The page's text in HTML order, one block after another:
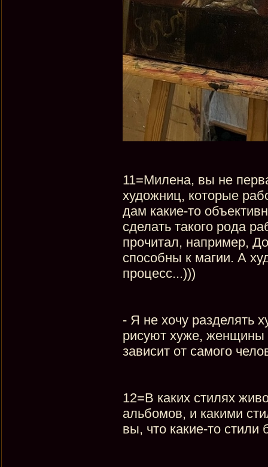
11=Милена, вы не
художниц, которые
дам какие-то
сделать такого рода
прочитал, например,
способны к магии. А
процесс...)))
- Я не хочу разделять
рисуют хуже, женщины
зависит от самого
12=В каких стилях
альбомов, и какими
вы, что какие-то